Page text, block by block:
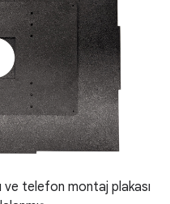
ve telefon montaj plakası